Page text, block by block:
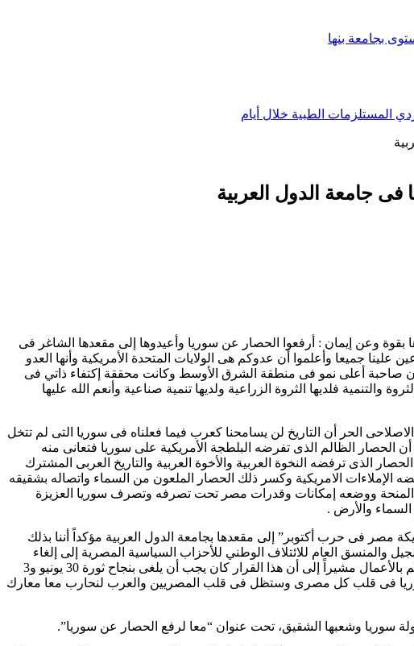
بجامعة بنها
المستلزمات الطبية خلال أيام
فى جامعة الدول العربية
بقوة وعن إيمان : أرفعوا الحصار عن سوريا وأعيدوها إلى مقعدها الشاغر فى
جميعا وأعلموا أن عدوكم هى الولايات المتحدة الأمريكية وأنها العدو
كان صاحبة أعلى نمو فى منطقة الشرق الأوسط وكانت محققة إكتفاء ذاتي فى
والتنمية فلديها الثروة الزراعية ولديها تنمية صناعية وأنعم الله عليها
الحر أن التاريخ لن يسامحنا كعرب فيما فعلناه فى سوريا التى لم تتخل
الظالم الذى تفرضه البلطجة الأمريكية على سوريا فتعانى منه
الذى ترفضه النخوة العربية والأخوة العربية والتاريخ العربى المشترك
الامريكية وكسر ذلك الحصار الملعون من السماء واتصاله بشقيقه
المنحة ووضعه إمكانات وقدرات مصر تحت تصرفه وتصرف سوريا العزيزة
والأرض .
فى حرب أكتوبر” إلى مقعدها بجامعة الدول العربية مؤكداً أننا بذلك
والمنسق العام للائتلاف الوطني للأحزاب السياسية المصرية إلى إلغاء
القرار الذى اتخذه رئيس مصر الإخوانى باملاءات أمريكية بقطع العلاقات مع سوريا وتخفيض التمثيل الدبلوماسي بين البلدين إلى قائم بالأعمال مشيراً إلى أن هذا القرار كان يجب أن يلغى بنجاح ثورة 30 يونيو و3
أن سوريا فى قلب كل مصرى وستظل فى قلب المصريين والعرب لنحارب معا معارك
سوريا وشعبها الشقيق، تحت عنوان “معا لرفع الحصار عن سوريا”.